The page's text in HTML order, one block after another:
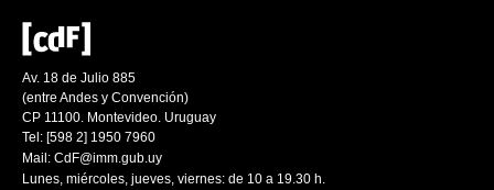
Av. 18 de Julio 885
(entre Andes y Convención)
CP 11100. Montevideo. Uruguay
Tel: [598 2] 1950 7960
Mail: CdF@imm.gub.uy
Lunes, miércoles, jueves, viernes: de 10 a 19.30 h.